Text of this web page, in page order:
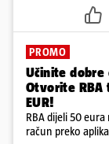
PROMO
Učinite dobre
Otvorite RBA
EUR!
RBA dijeli 50
račun preko